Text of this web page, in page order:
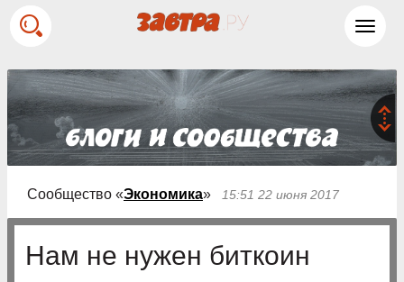
Сообщество «Экономика» 15:51 22 июня 2017
Нам не нужен биткоин